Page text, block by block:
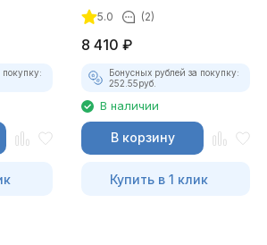
покупку:
5.0 (2)
8 410 ₽
Бонусных рублей за покупку:
252.55руб.
В наличии
В корзину
Купить в 1 клик